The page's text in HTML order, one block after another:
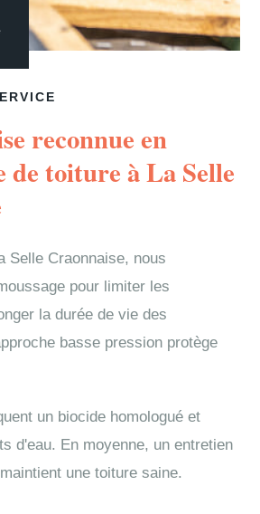
reconnue en
de toiture à La Selle
Selle Craonnaise, nous
pour limiter les
la durée de vie des
basse pression protège
un biocide homologué et
d'eau. En moyenne, un entretien
une toiture saine.